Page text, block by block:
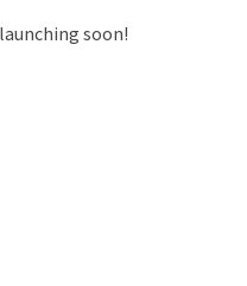
soon!